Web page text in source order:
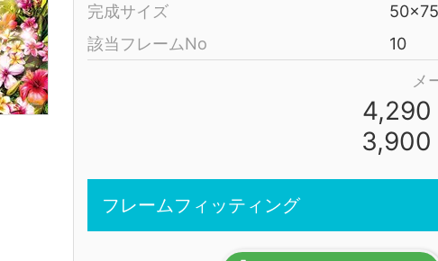
完成サイズ
該当フレームNo
10
メ
4,290
3,900
フレームフィッティング